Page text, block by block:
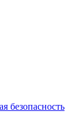
безопасность